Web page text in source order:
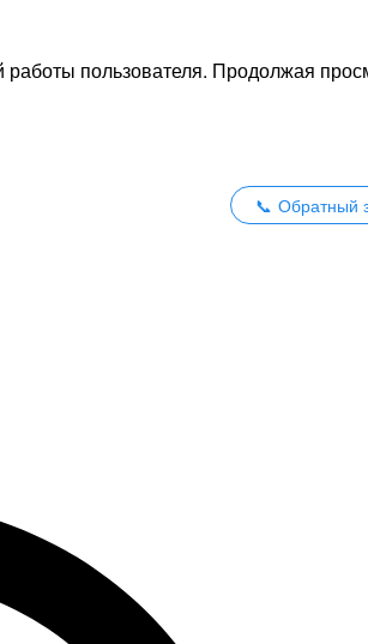
пользователя. Продолжая
Обратный